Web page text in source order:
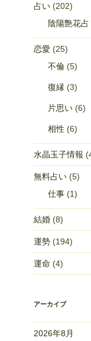
占い(202)
陰陽艶花占
恋愛(25)
不倫(5)
復縁 (3)
片思い(6)
相性 (6)
水晶玉子情報
無料占い(5)
仕事(1)
結婚(8)
運勢(194)
運命 (4)
アーカイブ
2026年8月